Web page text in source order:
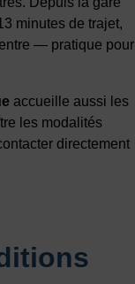
minutes de trajet,
— pratique pour
accueille aussi les
les modalités
directement